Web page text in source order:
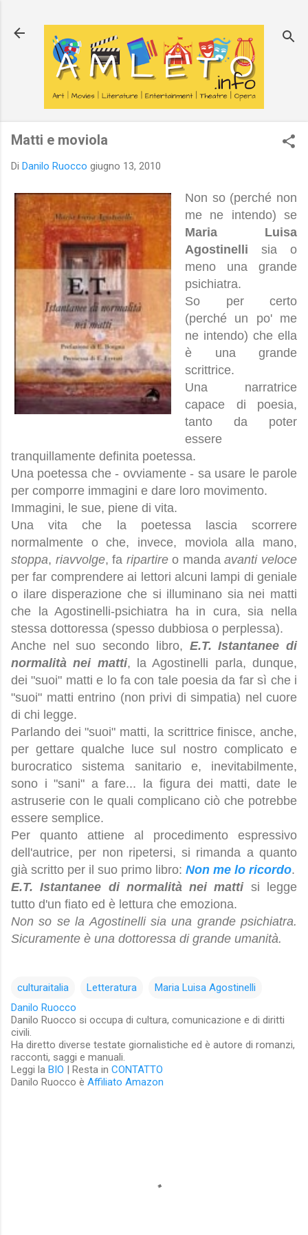
Matti e moviola
Di Danilo Ruocco giugno 13, 2010
Non so (perché non
me ne intendo) se
Maria Luisa
Agostinelli sia o
meno una grande
psichiatra.
So per certo
(perché un po' me
ne intendo) che ella
è una grande
scrittrice.
Una narratrice
capace di poesia,
tanto da poter
essere
tranquillamente definita poetessa.
Una poetessa che - ovviamente - sa usare le parole
per comporre immagini e dare loro movimento.
Immagini, le sue, piene di vita.
Una vita che la poetessa lascia scorrere
normalmente o che, invece, moviola alla mano,
stoppa, riavvolge, fa ripartireo mandaavanti veloce
per far comprendere ai lettori alcuni lampi di geniale
o ilare disperazione che si illuminano sia nei matti
che la Agostinelli-psichiatra ha in cura, sia nella
stessa dottoressa (spesso dubbiosa o perplessa).
Anche nel suo secondo libro, E.T. Istantanee di
normalità nei matti, la Agostinelli parla, dunque,
dei "suoi" matti e lo fa con tale poesia da far sì che i
"suoi" matti entrino (non privi di simpatia) nel cuore
di chi legge.
Parlando dei "suoi" matti, la scrittrice finisce, anche,
per gettare qualche luce sul nostro complicato e
burocratico sistema sanitario e, inevitabilmente,
sono i "sani" a fare... la figura dei matti, date le
astruserie con le quali complicano ciò che potrebbe
essere semplice.
Per quanto attiene al procedimento espressivo
dell'autrice, per non ripetersi, si rimanda a quanto
già scritto per il suo primo libro: Non me lo ricordo.
E.T. Istantanee di normalità nei matti si legge
tutto d'un fiato ed è lettura che emoziona.
Non so se la Agostinelli sia una grande psichiatra.
Sicuramente è una dottoressa di grande umanità.
culturaitalia Letteratura
Maria Luisa Agostinelli
Danilo Ruocco
Danilo Ruocco si occupa di cultura, comunicazione e di diritti
civili.
Ha diretto diverse testate giornalistiche ed è autore di romanzi,
racconti, saggi e manuali.
Leggi la BIO | Resta in CONTATTO
Danilo Ruocco è Affiliato Amazon